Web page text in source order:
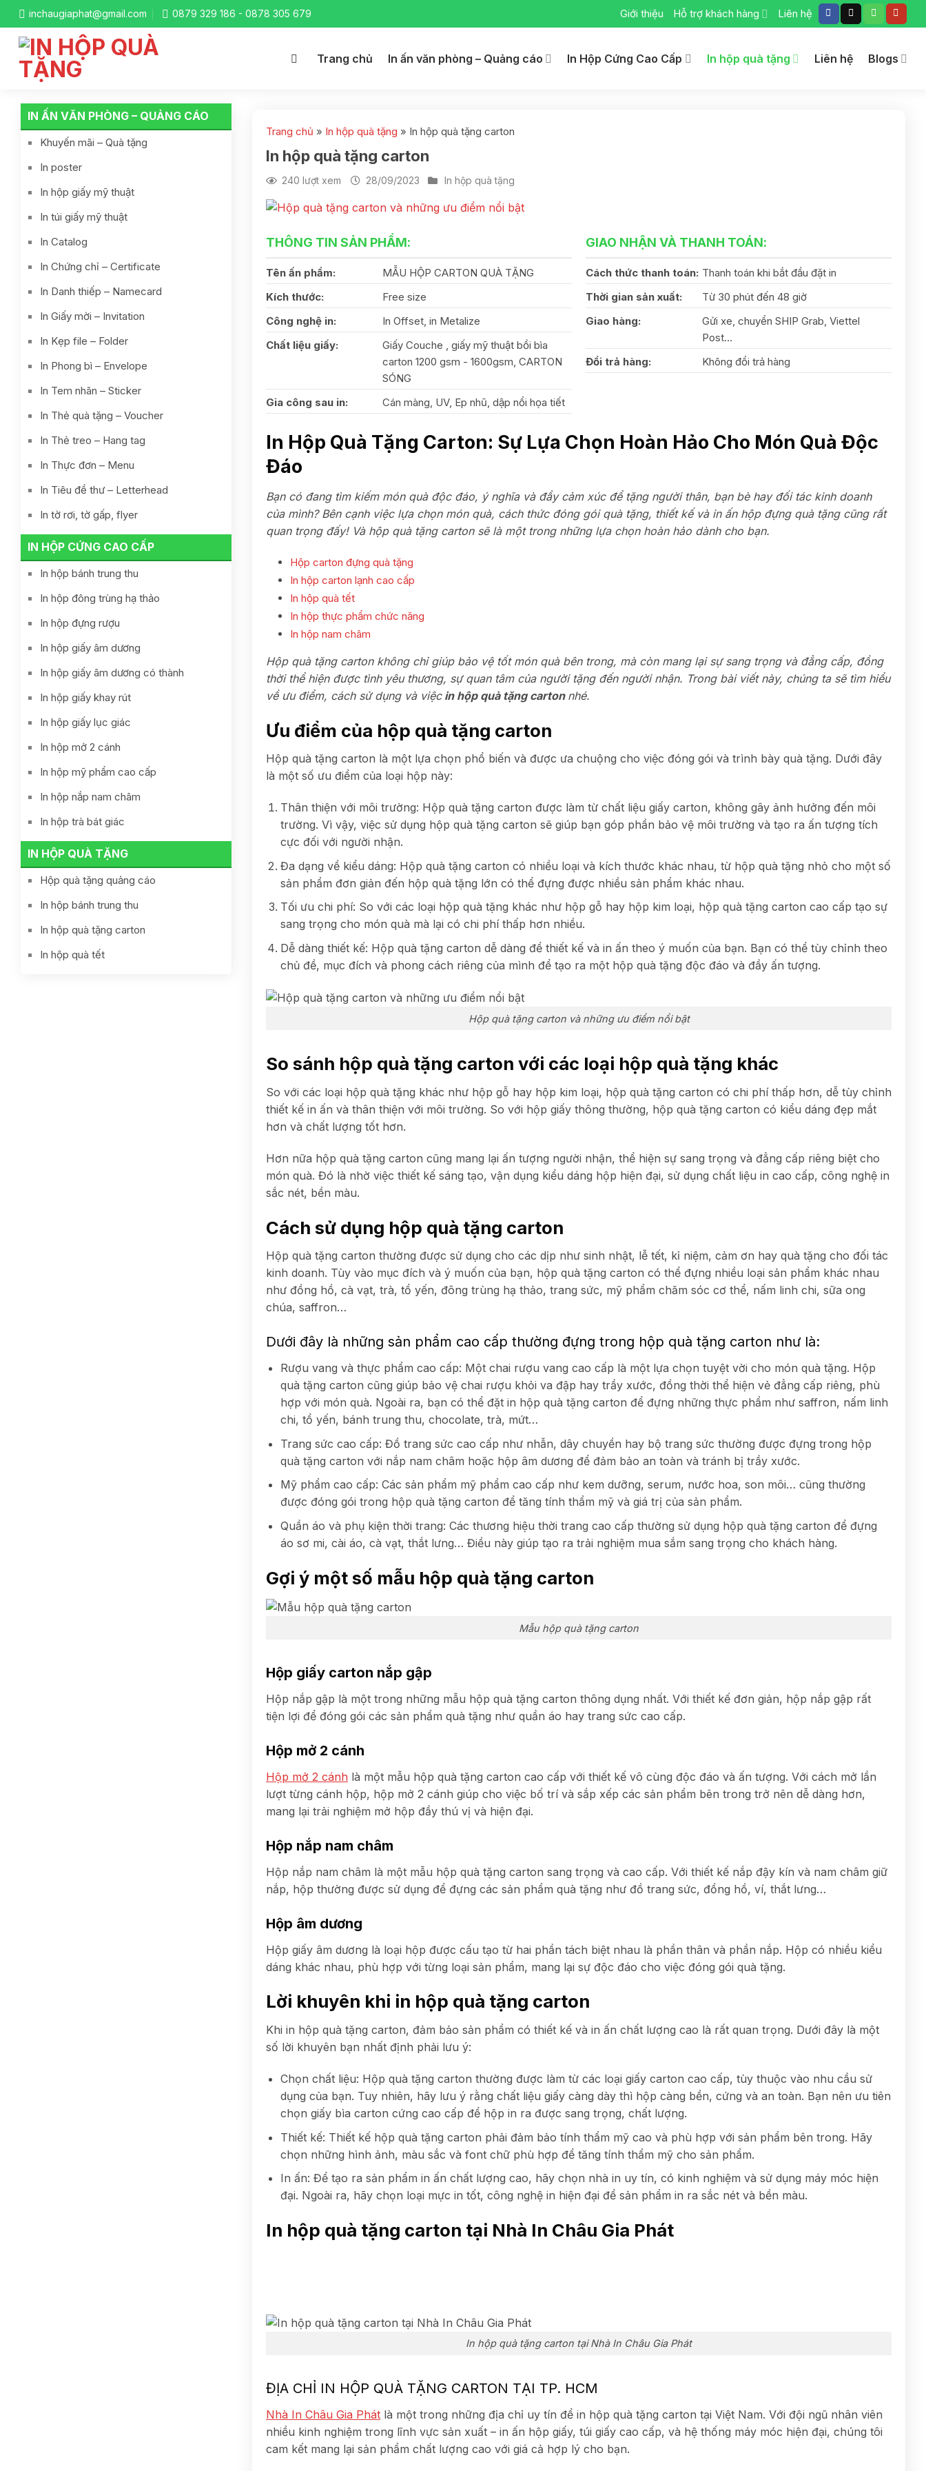
Skip
to
content
inchaugiaphat@gmail.com 0879 329 186 - 0878 305 679 Giới thiệu Hỗ trợ khách hàng Liên hệ
Trang chủ In ấn văn phòng – Quảng cáo In Hộp Cứng Cao Cấp In hộp quà tặng Liên hệ Blogs
IN ẤN VĂN PHÒNG – QUẢNG CÁO
Khuyến mãi – Quà tặng
In poster
In hộp giấy mỹ thuật
In túi giấy mỹ thuật
In Catalog
In Chứng chỉ – Certificate
In Danh thiếp – Namecard
In Giấy mời – Invitation
In Kẹp file – Folder
In Phong bì – Envelope
In Tem nhãn – Sticker
In Thẻ quà tặng – Voucher
In Thẻ treo – Hang tag
In Thực đơn – Menu
In Tiêu đề thư – Letterhead
In tờ rơi, tờ gấp, flyer
IN HỘP CỨNG CAO CẤP
In hộp bánh trung thu
In hộp đông trùng hạ thảo
In hộp đựng rượu
In hộp giấy âm dương
In hộp giấy âm dương có thành
In hộp giấy khay rút
In hộp giấy lục giác
In hộp mở 2 cánh
In hộp mỹ phẩm cao cấp
In hộp nắp nam châm
In hộp trà bát giác
IN HỘP QUÀ TẶNG
Hộp quà tặng quảng cáo
In hộp bánh trung thu
In hộp quà tặng carton
In hộp quà tết
Trang chủ » In hộp quà tặng » In hộp quà tặng carton
In hộp quà tặng carton
240 lượt xem 28/09/2023 In hộp quà tặng
THÔNG TIN SẢN PHẨM:
Tên ấn phẩm:
MẪU HỘP CARTON QUÀ TẶNG
Kích thước:
Free size
Công nghệ in:
In Offset, in Metalize
Chất liệu giấy:
Giấy Couche , giấy mỹ thuật bồi bìa
carton 1200 gsm - 1600gsm, CARTON
SÓNG
Gia công sau in:
Cán màng, UV, Ep nhũ, dập nổi họa tiết
GIAO NHẬN VÀ THANH TOÁN:
Cách thức thanh toán: Thanh toán khi bắt đầu đặt in
Thời gian sản xuất:
Từ 30 phút đến 48 giờ
Giao hàng:
Gửi xe, chuyển SHIP Grab, Viettel
Post...
Đổi trả hàng:
Không đổi trả hàng
In Hộp Quà Tặng Carton: Sự Lựa Chọn Hoàn Hảo Cho Món Quà Độc
Đáo
Bạn có đang tìm kiếm món quà độc đáo, ý nghĩa và đầy cảm xúc để tặng người thân, bạn bè hay đối tác kinh doanh
của mình? Bên cạnh việc lựa chọn món quà, cách thức đóng gói quà tặng, thiết kế và in ấn hộp đựng quà tặng cũng rất
quan trọng đấy! Và hộp quà tặng carton sẽ là một trong những lựa chọn hoàn hảo dành cho bạn.
Hộp carton đựng quà tặng
In hộp carton lạnh cao cấp
In hộp quà tết
In hộp thực phẩm chức năng
In hộp nam châm
Hộp quà tặng carton không chỉ giúp bảo vệ tốt món quà bên trong, mà còn mang lại sự sang trọng và đẳng cấp, đồng
thời thể hiện được tình yêu thương, sự quan tâm của người tặng đến người nhận. Trong bài viết này, chúng ta sẽ tìm hiểu
về ưu điểm, cách sử dụng và việcin hộp quà tặng carton nhé.
Ưu điểm của hộp quà tặng carton
Hộp quà tặng carton là một lựa chọn phổ biến và được ưa chuộng cho việc đóng gói và trình bày quà tặng. Dưới đây
là một số ưu điểm của loại hộp này:
Thân thiện với môi trường: Hộp quà tặng carton được làm từ chất liệu giấy carton, không gây ảnh hưởng đến môi
trường. Vì vậy, việc sử dụng hộp quà tặng carton sẽ giúp bạn góp phần bảo vệ môi trường và tạo ra ấn tượng tích
cực đối với người nhận.
Đa dạng về kiểu dáng: Hộp quà tặng carton có nhiều loại và kích thước khác nhau, từ hộp quà tặng nhỏ cho một số
sản phẩm đơn giản đến hộp quà tặng lớn có thể đựng được nhiều sản phẩm khác nhau.
Tối ưu chi phí: So với các loại hộp quà tặng khác như hộp gỗ hay hộp kim loại, hộp quà tặng carton cao cấp tạo sự
sang trọng cho món quà mà lại có chi phí thấp hơn nhiều.
Dễ dàng thiết kế: Hộp quà tặng carton dễ dàng để thiết kế và in ấn theo ý muốn của bạn. Bạn có thể tùy chỉnh theo
chủ đề, mục đích và phong cách riêng của mình để tạo ra một hộp quà tặng độc đáo và đầy ấn tượng.
Hộp quà tặng carton và những ưu điểm nổi bật
So sánh hộp quà tặng carton với các loại hộp quà tặng khác
So với các loại hộp quà tặng khác như hộp gỗ hay hộp kim loại, hộp quà tặng carton có chi phí thấp hơn, dễ tùy chỉnh
thiết kế in ấn và thân thiện với môi trường. So với hộp giấy thông thường, hộp quà tặng carton có kiểu dáng đẹp mắt
hơn và chất lượng tốt hơn.
Hơn nữa hộp quà tặng carton cũng mang lại ấn tượng người nhận, thể hiện sự sang trọng và đẳng cấp riêng biệt cho
món quà. Đó là nhờ việc thiết kế sáng tạo, vận dụng kiểu dáng hộp hiện đại, sử dụng chất liệu in cao cấp, công nghệ in
sắc nét, bền màu.
Cách sử dụng hộp quà tặng carton
Hộp quà tặng carton thường được sử dụng cho các dịp như sinh nhật, lễ tết, kỉ niệm, cảm ơn hay quà tặng cho đối tác
kinh doanh. Tùy vào mục đích và ý muốn của bạn, hộp quà tặng carton có thể đựng nhiều loại sản phẩm khác nhau
như đồng hồ, cà vạt, trà, tổ yến, đông trùng hạ thảo, trang sức, mỹ phẩm chăm sóc cơ thể, nấm linh chi, sữa ong
chúa, saffron…
Dưới đây là những sản phẩm cao cấp thường đựng trong hộp quà tặng carton như là:
Rượu vang và thực phẩm cao cấp: Một chai rượu vang cao cấp là một lựa chọn tuyệt vời cho món quà tặng. Hộp
quà tặng carton cũng giúp bảo vệ chai rượu khỏi va đập hay trầy xước, đồng thời thể hiện vẻ đẳng cấp riêng, phù
hợp với món quà. Ngoài ra, bạn có thể đặt in hộp quà tặng carton để đựng những thực phẩm như saffron, nấm linh
chi, tổ yến, bánh trung thu, chocolate, trà, mứt…
Trang sức cao cấp: Đồ trang sức cao cấp như nhẫn, dây chuyền hay bộ trang sức thường được đựng trong hộp
quà tặng carton với nắp nam châm hoặc hộp âm dương để đảm bảo an toàn và tránh bị trầy xước.
Mỹ phẩm cao cấp: Các sản phẩm mỹ phẩm cao cấp như kem dưỡng, serum, nước hoa, son môi… cũng thường
được đóng gói trong hộp quà tặng carton để tăng tính thẩm mỹ và giá trị của sản phẩm.
Quần áo và phụ kiện thời trang: Các thương hiệu thời trang cao cấp thường sử dụng hộp quà tặng carton để đựng
áo sơ mi, cài áo, cà vạt, thắt lưng… Điều này giúp tạo ra trải nghiệm mua sắm sang trọng cho khách hàng.
Gợi ý một số mẫu hộp quà tặng carton
Mẫu hộp quà tặng carton
Hộp giấy carton nắp gập
Hộp nắp gập là một trong những mẫu hộp quà tặng carton thông dụng nhất. Với thiết kế đơn giản, hộp nắp gập rất
tiện lợi để đóng gói các sản phẩm quà tặng như quần áo hay trang sức cao cấp.
Hộp mở 2 cánh
Hộp mở 2 cánh là một mẫu hộp quà tặng carton cao cấp với thiết kế vô cùng độc đáo và ấn tượng. Với cách mở lần
lượt từng cánh hộp, hộp mở 2 cánh giúp cho việc bố trí và sắp xếp các sản phẩm bên trong trở nên dễ dàng hơn,
mang lại trải nghiệm mở hộp đầy thú vị và hiện đại.
Hộp nắp nam châm
Hộp nắp nam châm là một mẫu hộp quà tặng carton sang trọng và cao cấp. Với thiết kế nắp đậy kín và nam châm giữ
nắp, hộp thường được sử dụng để đựng các sản phẩm quà tặng như đồ trang sức, đồng hồ, ví, thắt lưng…
Hộp âm dương
Hộp giấy âm dương là loại hộp được cấu tạo từ hai phần tách biệt nhau là phần thân và phần nắp. Hộp có nhiều kiểu
dáng khác nhau, phù hợp với từng loại sản phẩm, mang lại sự độc đáo cho việc đóng gói quà tặng.
Lời khuyên khi in hộp quà tặng carton
Khi in hộp quà tặng carton, đảm bảo sản phẩm có thiết kế và in ấn chất lượng cao là rất quan trọng. Dưới đây là một
số lời khuyên bạn nhất định phải lưu ý:
Chọn chất liệu: Hộp quà tặng carton thường được làm từ các loại giấy carton cao cấp, tùy thuộc vào nhu cầu sử
dụng của bạn. Tuy nhiên, hãy lưu ý rằng chất liệu giấy càng dày thì hộp càng bền, cứng và an toàn. Bạn nên ưu tiên
chọn giấy bìa carton cứng cao cấp để hộp in ra được sang trọng, chất lượng.
Thiết kế: Thiết kế hộp quà tặng carton phải đảm bảo tính thẩm mỹ cao và phù hợp với sản phẩm bên trong. Hãy
chọn những hình ảnh, màu sắc và font chữ phù hợp để tăng tính thẩm mỹ cho sản phẩm.
In ấn: Để tạo ra sản phẩm in ấn chất lượng cao, hãy chọn nhà in uy tín, có kinh nghiệm và sử dụng máy móc hiện
đại. Ngoài ra, hãy chọn loại mực in tốt, công nghệ in hiện đại để sản phẩm in ra sắc nét và bền màu.
In hộp quà tặng carton tại Nhà In Châu Gia Phát
In hộp quà tặng carton tại Nhà In Châu Gia Phát
ĐỊA CHỈ IN HỘP QUÀ TẶNG CARTON TẠI TP. HCM
Nhà In Châu Gia Phát là một trong những địa chỉ uy tín để in hộp quà tặng carton tại Việt Nam. Với đội ngũ nhân viên
nhiều kinh nghiệm trong lĩnh vực sản xuất – in ấn hộp giấy, túi giấy cao cấp, và hệ thống máy móc hiện đại, chúng tôi
cam kết mang lại sản phẩm chất lượng cao với giá cả hợp lý cho bạn.